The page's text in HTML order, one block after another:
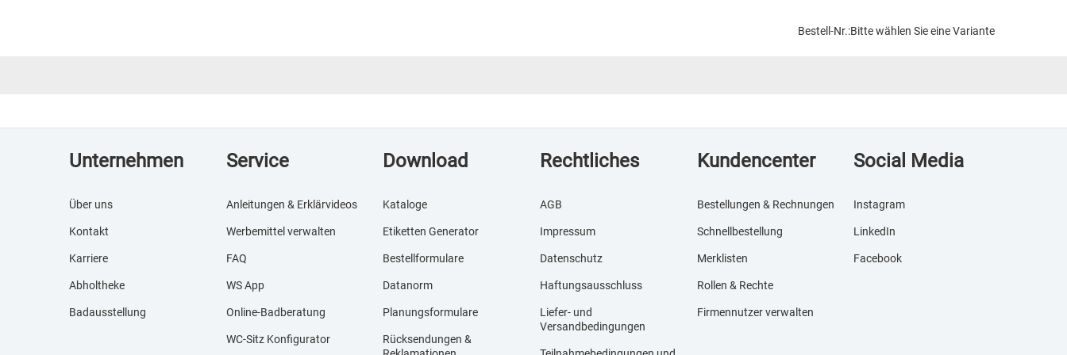
Bestell-Nr.:Bitte wählen Sie eine Variante
Unternehmen
Über uns
Kontakt
Karriere
Abholtheke
Badausstellung
Service
Anleitungen & Erklärvideos
Werbemittel verwalten
FAQ
WS App
Online-Badberatung
WC-Sitz Konfigurator
Download
Kataloge
Etiketten Generator
Bestellformulare
Datanorm
Planungsformulare
Rücksendungen &
Rechtliches
AGB
Impressum
Datenschutz
Haftungsausschluss
Liefer- und
Versandbedingungen
Kundencenter
Bestellungen & Rechnungen
Schnellbestellung
Merklisten
Rollen & Rechte
Firmennutzer verwalten
Social Media
Instagram
LinkedIn
Facebook